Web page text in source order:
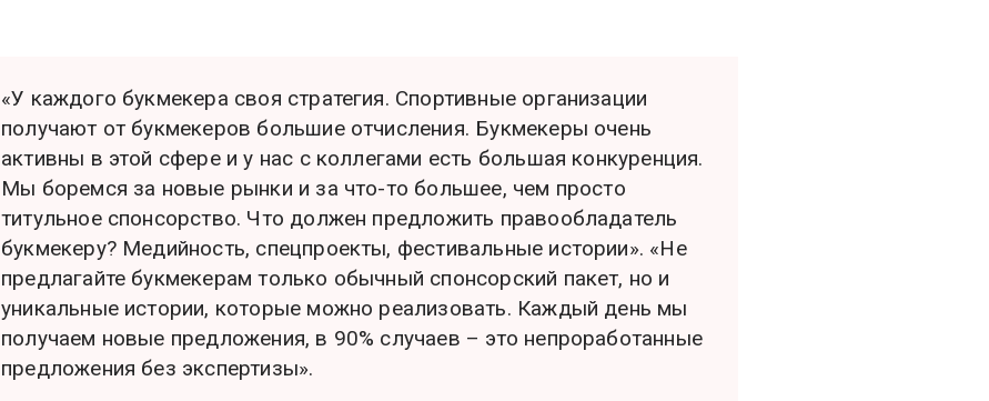
«У каждого букмекера своя стратегия. Спортивные организации
получают от букмекеров большие отчисления. Букмекеры очень
активны в этой сфере и у нас с коллегами есть большая конкуренция.
Мы боремся за новые рынки и за что-то большее, чем просто
титульное спонсорство. Что должен предложить правообладатель
букмекеру? Медийность, спецпроекты, фестивальные истории». «Не
предлагайте букмекерам только обычный спонсорский пакет, но и
уникальные истории, которые можно реализовать. Каждый день мы
получаем новые предложения, в 90% случаев – это непроработанные
предложения без экспертизы».